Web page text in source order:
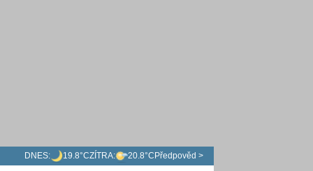
DNES: 19.8°CZÍTRA: 20.8°C Předpověd >